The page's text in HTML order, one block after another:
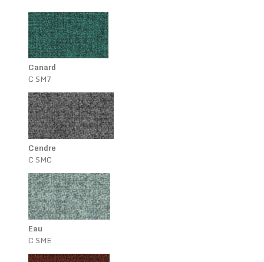
Canard
C SM7
Cendre
C SMC
Eau
C SME